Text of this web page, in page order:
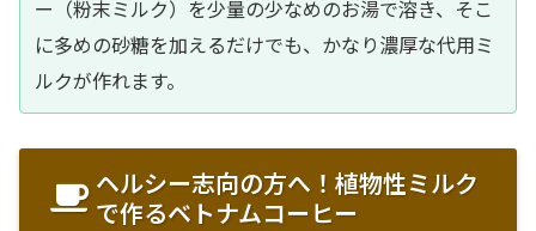
ー（粉末ミルク）を少量の少なめのお湯で溶き、そこ
に多めの砂糖を加えるだけでも、かなり濃厚な代用ミ
ルクが作れます。
ヘルシー志向の方へ！植物性ミルク
で作るベトナムコーヒー